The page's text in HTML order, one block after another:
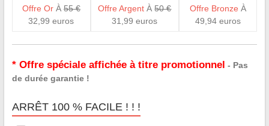
Offre OrÀ 55 €
32,99 euros
Offre Argent À50 €
31,99 euros
Offre Bronze À
49,94 euros
* Offre spéciale affichée à titre promotionnel - Pas
de durée garantie !
ARRÊT 100 % FACILE ! ! !